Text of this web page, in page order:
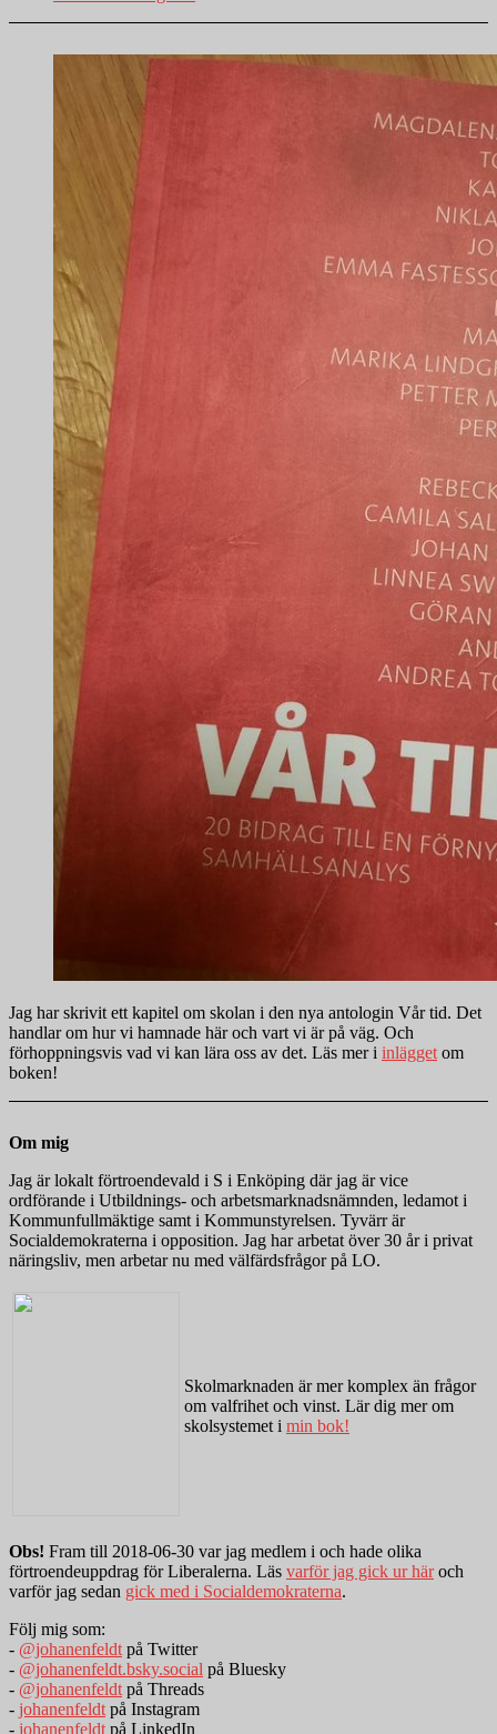
Jag har skrivit ett kapitel om skolan i den nya antologin Vår tid. Det
handlar om hur vi hamnade här och vart vi är på väg. Och
förhoppningsvis vad vi kan lära oss av det. Läs mer i inlägget om
boken!
Om mig
Jag är lokalt förtroendevald i S i Enköping där jag är vice
ordförande i Utbildnings- och arbetsmarknadsnämnden, ledamot i
Kommunfullmäktige samt i Kommunstyrelsen. Tyvärr är
Socialdemokraterna i opposition. Jag har arbetat över 30 år i privat
näringsliv, men arbetar nu med välfärdsfrågor på LO.
Skolmarknaden är mer komplex än frågor
om valfrihet och vinst. Lär dig mer om
skolsystemet i min bok!
Obs! Fram till 2018-06-30 var jag medlem i och hade olika
förtroendeuppdrag för Liberalerna. Läs varför jag gick ur häroch
varför jag sedan gick med i Socialdemokraterna.
Följ mig som:
- @johanenfeldt på Twitter
- @johanenfeldt.bsky.social på Bluesky
- @johanenfeldt på Threads
- johanenfeldt på Instagram
- johanenfeldt på LinkedIn